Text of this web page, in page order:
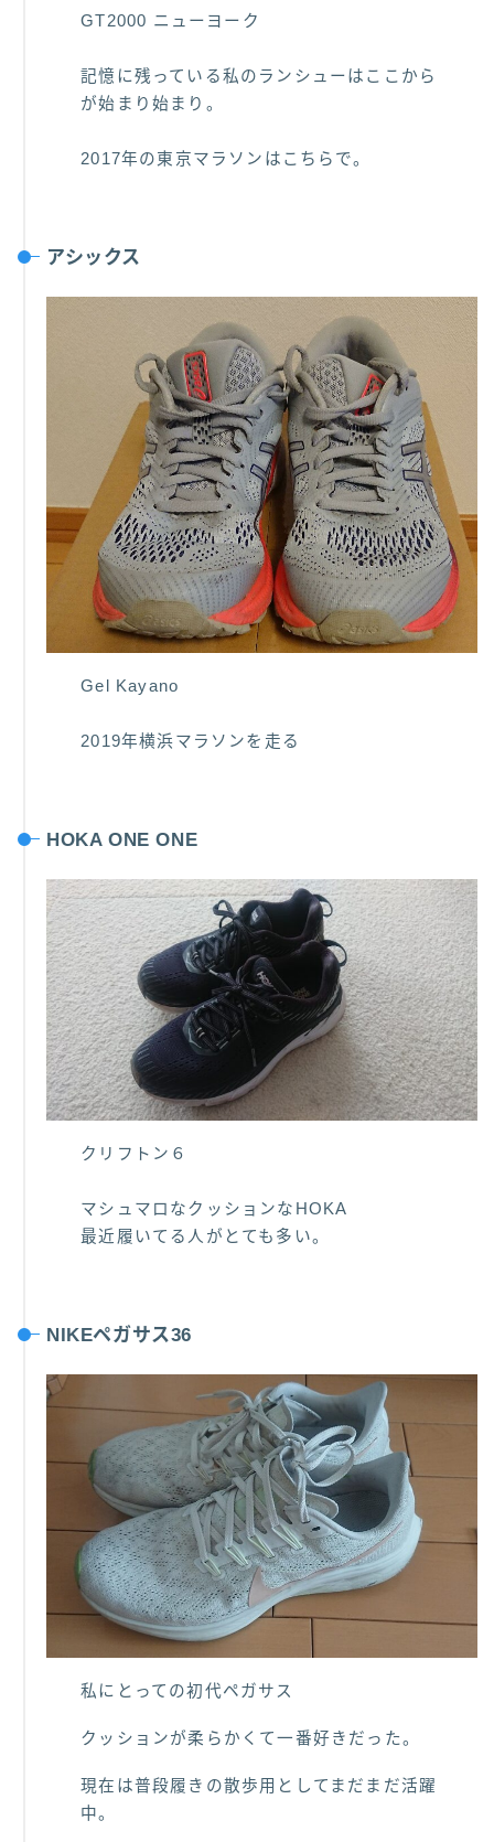
GT2000 ニューヨーク
記憶に残っている私のランシューはここから
が始まり始まり。
2017年の東京マラソンはこちらで。
アシックス
Gel Kayano
2019年横浜マラソンを走る
HOKA ONE ONE
クリフトン６
マシュマロなクッションなHOKA
最近履いてる人がとても多い。
NIKEペガサス36
私にとっての初代ペガサス
クッションが柔らかくて一番好きだった。
現在は普段履きの散歩用としてまだまだ活躍
中。